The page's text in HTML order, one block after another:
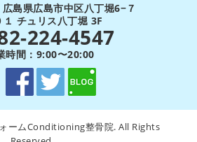
島県広島市中区八丁堀6−７
１ チュリス八丁堀 3F
224-4547
時間：9:00〜20:00
ームConditioning整骨院. All Rights